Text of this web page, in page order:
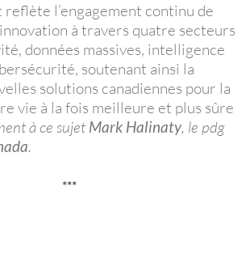
l’engagement continu de
à travers quatre secteurs
données massives, intelligence
soutenant ainsi la
solutions canadiennes pour la
vie à la fois meilleure et plus sûre
à ce sujet Mark Halinaty, le pdg
.
***